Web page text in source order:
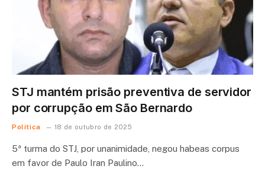
STJ mantém prisão preventiva de servidor
por corrupção em São Bernardo
Política 18 de outubro de 2025
5ª turma do STJ, por unanimidade, negou habeas corpus
em favor de Paulo Iran Paulino…